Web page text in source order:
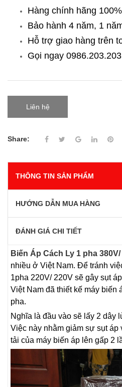
Hàng chính hãng
Bảo hành 4 năm, 1
Hỗ trợ giao hàng trên
Gọi ngay 0986.203.203
Liên hệ
Share:
THÔNG TIN SẢN PHẨM
HƯỚNG DẪN MUA HÀNG
ĐÁNH GIÁ CHI TIẾT
Biến Áp Cách Ly 1 pha 380V/
nhiều ở Việt Nam. Để tránh
1pha 220V/ 220V sẽ gây sụt
Việt Nam đã thiết kế máy biến
pha.
Nghĩa là đầu vào sẽ lấy 2 dây
Việc này nhằm giảm sự sụt áp
tải của máy biến áp lên gấp 2